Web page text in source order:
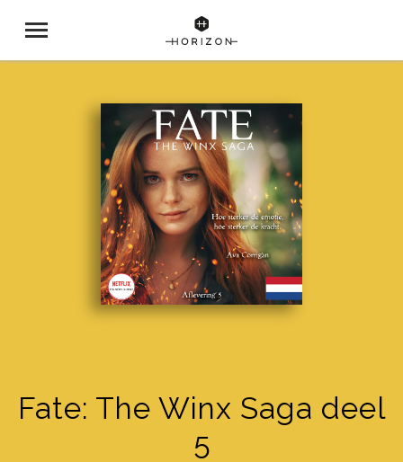
Fate: The Winx Saga deel
5